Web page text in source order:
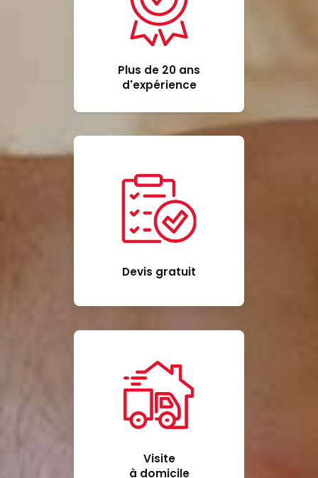
Plus de 20 ans
d'expérience
Devis gratuit
Visite
à domicile